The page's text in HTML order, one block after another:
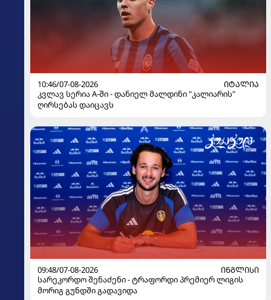
10:46/07-08-2026
ᲘᲢᲐᲚᲘᲐ
კვლავ სერია A-ში - დანიელ მალდინი "კალიარის"
ღირსებას დაიცავს
09:48/07-08-2026
ᲘᲜᲒᲚᲘᲡᲘ
სარეკორდო შენაძენი - ტრაფორდი პრემიერ ლიგის
მორიგ გუნდში გადავიდა